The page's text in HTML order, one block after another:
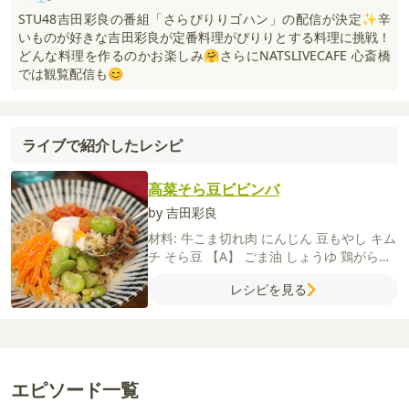
STU48吉田彩良の番組「さらぴりりゴハン」の配信が決定✨辛
いものが好きな吉田彩良が定番料理がぴりりとする料理に挑戦！
どんな料理を作るのかお楽しみ🤗さらにNATSLIVECAFE 心斎橋
では観覧配信も😊
ライブで紹介したレシピ
高菜そら豆ビビンバ
by 吉田彩良
材料: 牛こま切れ肉 にんじん 豆もやし キム
チ そら豆 【A】 ごま油 しょうゆ 鶏がらス
しょうゆ鶏がらスープの素
レシピを見る
エピソード一覧